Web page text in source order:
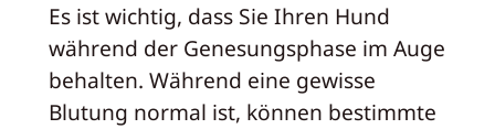
Es ist wichtig, dass Sie Ihren Hund
während der Genesungsphase im Auge
behalten. Während eine gewisse
Blutung normal ist, können bestimmte